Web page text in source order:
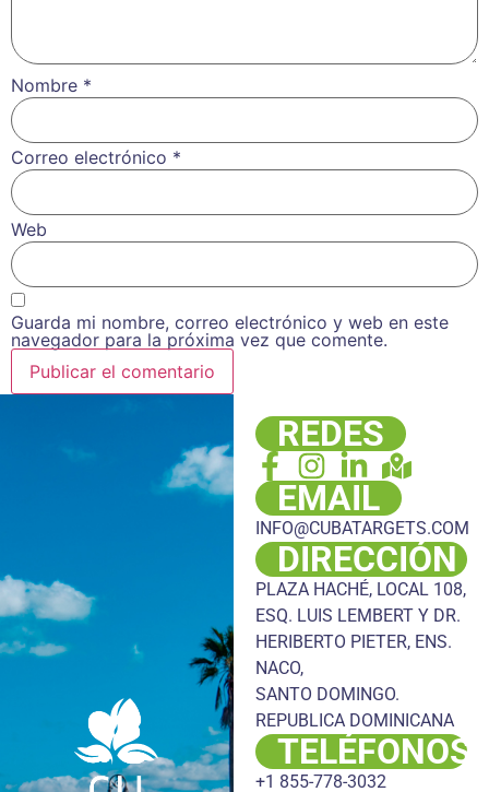
Nombre *
Correo electrónico *
Web
Guarda mi nombre, correo electrónico y web en este
navegador para la próxima vez que comente.
REDES
EMAIL
INFO@CUBATARGETS.COM
DIRECCIÓN
PLAZA HACHÉ, LOCAL 108,
ESQ. LUIS LEMBERT Y DR.
HERIBERTO PIETER, ENS.
NACO,
SANTO DOMINGO.
REPUBLICA DOMINICANA
TELÉFONOS
+1 855-778-3032